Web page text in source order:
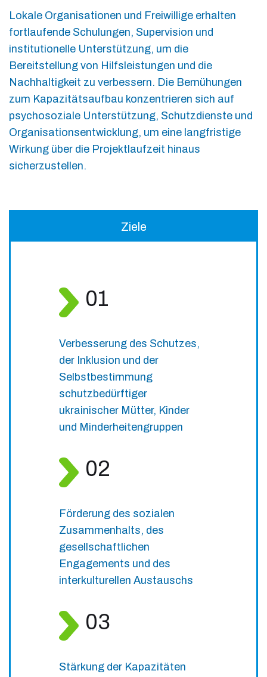
Lokale Organisationen und Freiwillige erhalten
fortlaufende Schulungen, Supervision und
institutionelle Unterstützung, um die
Bereitstellung von Hilfsleistungen und die
Nachhaltigkeit zu verbessern. Die Bemühungen
zum Kapazitätsaufbau konzentrieren sich auf
psychosoziale Unterstützung, Schutzdienste und
Organisationsentwicklung, um eine langfristige
Wirkung über die Projektlaufzeit hinaus
sicherzustellen.
Ziele
01
Verbesserung des Schutzes,
der Inklusion und der
Selbstbestimmung
schutzbedürftiger
ukrainischer Mütter, Kinder
und Minderheitengruppen
02
Förderung des sozialen
Zusammenhalts, des
gesellschaftlichen
Engagements und des
interkulturellen Austauschs
03
Stärkung der Kapazitäten